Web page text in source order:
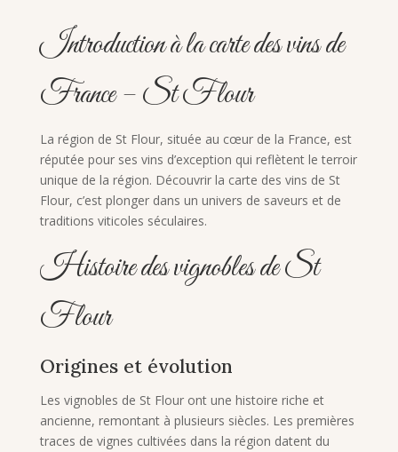
Introduction à la carte des vins de
France – St Flour
La région de St Flour, située au cœur de la France, est
réputée pour ses vins d’exception qui reflètent le terroir
unique de la région. Découvrir la carte des vins de St
Flour, c’est plonger dans un univers de saveurs et de
traditions viticoles séculaires.
Histoire des vignobles de St
Flour
Origines et évolution
Les vignobles de St Flour ont une histoire riche et
ancienne, remontant à plusieurs siècles. Les premières
traces de vignes cultivées dans la région datent du